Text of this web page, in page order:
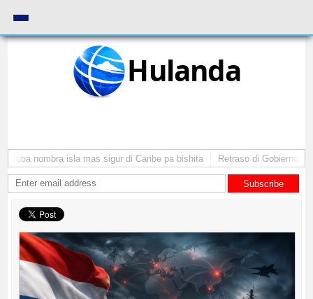
Hulanda
nombra isla mas sigur di Caribe pa bishita Retraso di Gobierno ta
Subscribe